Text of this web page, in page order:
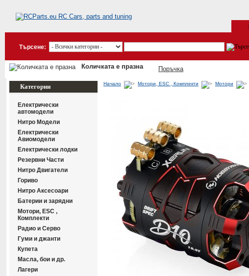
Търсене:
Количката е празна Поръчка
Начало Мотори, ESC , Комплекти Мотори
Категории
Електрически
автомодели
Нитро Модели
Електрически
Авиомодели
Електрически лодки
Резервни Части
Нитро Двигатели
Гориво
Нитро Аксесоари
Батерии и зарядни
Мотори, ESC ,
Комплекти
Радиo и Серво
Гуми и джанти
Купета
Масла, бои и др.
Лагери